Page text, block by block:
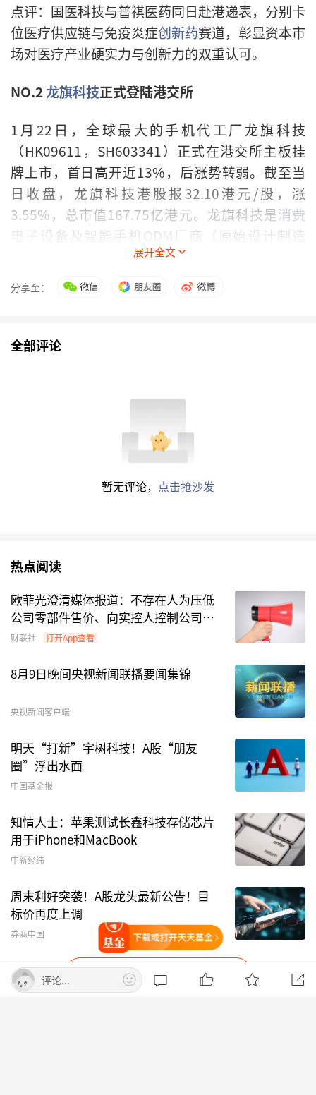
点评：国医科技与普祺医药同日赴港递表，分别卡
位医疗供应链与免疫炎症创新药赛道，彰显资本市
场对医疗产业硬实力与创新力的双重认可。
NO.2龙旗科技正式登陆港交所
1月22日，全球最大的手机代工厂龙旗科技
（HK09611，SH603341）正式在港交所主板挂
牌上市，首日高开近13%，后涨势转弱。截至当
日收盘，龙旗科技港股报32.10港元/股，涨
3.55%，总市值167.75亿港元。龙旗科技是消费
电子 设备及智能手机ODM厂商（原始设计制造
商），为品牌厂商提供产品研发、设计及生产等服
务。根据弗若斯特沙利文的资料，以2024年ODM
出货量统计，龙旗科技是全球第二大消费电子
点评：龙旗科技港股上市首日冲高回落，显示市场
行业竞争激烈的谨慎情绪。
维持安踏体育“增持”评级
据智通财经1月22日消息，摩根大通发布研报称，
安踏体育（HK02020，股价77.50港元）于2025
持”评级，目标价为141港元。该行指出，核心安
期，认为管理层对零售额的初步展望显得务实：核
心安踏品牌预计实现正增长，FILA品牌将延续
2025年的趋势，而其他品牌则预计录得正常化增
长。
点评：摩根大通维持对安踏的评级与目标价，是对
饰赛道的优选标的。
NO.4玲珑轮胎
1月22日，玲珑轮胎（SH601966，股价15.10
元）公告称，鉴于当前宏观经济环境、公司自身实
际情况、发展规划以及结合资本市场环境变化等多
重因素的综合 考量，决定终止此前筹划的发行H股
股票并于香港联交所主板上市的事项。此次终止发
行H股股票是公司基于对多方面因素的全面权衡及
实际情况作出的审慎决策，不会对生产经营和持续
发展造成重大不利影响。
展开全文
分享至：
全部评论
暂无评论， 点击抢沙发
热点阅读
欧菲光澄清媒体报道：不存在人为压低
公司零部件售价、向实控人控制公司转
移利润的行为
财联社 打开App查看
8月9日晚间央视新闻联播要闻集锦
央视新闻客户端
明天“打新”宇树科技！A股“朋友
圈”浮出水面
中国基金报
知情人士：苹果测试长鑫科技存储芯片
用于iPhone和MacBook
中新经纬
周末利好突袭！A股龙头最新公告！目
标价再度上调
券商中国
打开APP查看更多精彩内容
评论...
打开天天基金